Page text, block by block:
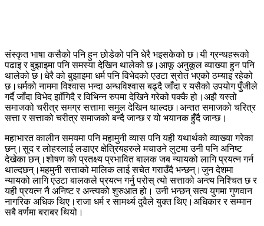
संस्कृत भाषा कसैको पनि हुन छोडेको पनि धेरै भइसकेको छ।यी ग्रन्थहरूको
पढाइ र बुझाइमा पनि समस्या देखिन थालेको छ।आफू अनुकूल व्याख्या हुन पनि
थालेको छ।धेरै को बुझाइमा धर्म पनि विभेदको एउटा स्रोत भएको ठम्याइ रहेको
छ।धर्मको नाममा विश्वास भन्दा अन्धविश्वास बढ्दै जाँदा र यसैको उपयोग पुँजीले
गर्दै जाँदा विभेद झाँगिदै र विभिन्न रुपमा देखिने गरेको पक्कै हो।अझै यस्तो
समाजको चरीत्र समग्र सत्तामा समुल देखिन थाल्दछ।अन्तत समाजको चरित्र
सत्ता र सत्ताको चरीत्र समाजको बन्दै जान्छ र यो भयानक हुँदै जान्छ।
महाभारत कालीन समयमा पनि महामुनी व्यास पनि यही यथार्थको व्याख्या गरेका
छन्।सुद र लोहरलाई लडाएर क्षेत्रियहरुले मचाउने लुटमा उनी पनि अनिष्ट
देखेका छन्।शोषण को प्रतक्ष्य प्रभावित बालक जब न्यायको लागि प्रयत्न गर्न
थाल्दछन्।महमुनी सत्ताको मालिक लाई सचेत गराउँदै भन्छन्।जुन देशमा
न्यायको लागि एउटा बालकले प्रयत्न गर्नु परोस् त्यो सत्ताको अन्त्य निश्चित छ र
यही प्रयत्न नै अनिष्ट र अन्त्यको शुरुआत हो। उनी भन्छन् सत्य युगमा गुणवान
नागरिक अधिक थिए।राजा धर्म र सामर्थ्य दुवैले युक्त थिए।अधिकार र सम्मान
सबै वर्णमा बराबर थियो।